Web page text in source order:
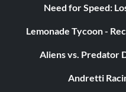
Need for Speed:
Lemonade Tycoon -
Aliens vs. Predator
Andretti